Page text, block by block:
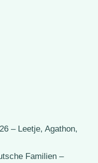
– Leetje, Agathon,
Familien –